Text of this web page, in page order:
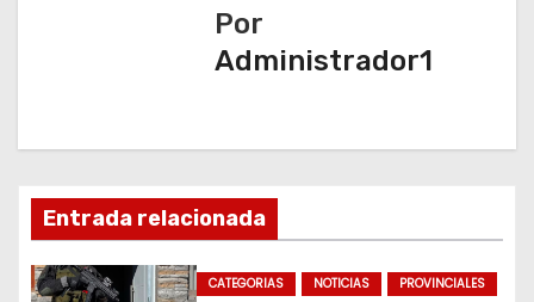
n
d
Por
Administrador1
Entrada relacionada
CATEGORIAS NOTICIAS PROVINCIALES